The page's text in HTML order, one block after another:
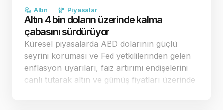
Altın Piyasalar
Altın 4 bin doların üzerinde kalma
çabasını sürdürüyor
Küresel piyasalarda ABD dolarının güçlü
seyrini koruması ve Fed yetkililerinden gelen
enflasyon uyarıları, faiz artırımı endişelerini
canlı tutarak altın ve gümüş fiyatları üzerinde